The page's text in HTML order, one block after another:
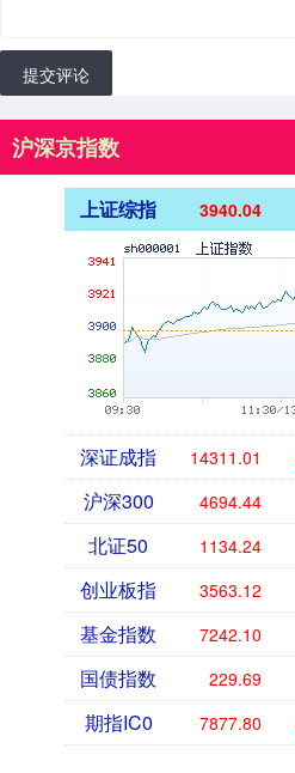
提交评论
沪深京指数
上证综指 3940.04
深证成指 14311.01
沪深300 4694.44
北证50 1134.24
创业板指 3563.12
基金指数 7242.10
国债指数 229.69
期指IC0 7877.80